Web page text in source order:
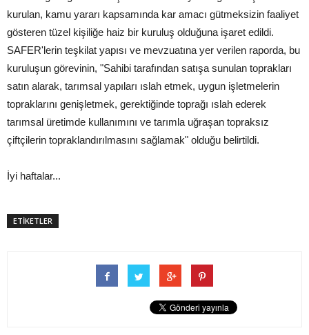
kurulan, kamu yararı kapsamında kar amacı gütmeksizin faaliyet
gösteren tüzel kişiliğe haiz bir kuruluş olduğuna işaret edildi.
SAFER'lerin teşkilat yapısı ve mevzuatına yer verilen raporda, bu
kuruluşun görevinin, "Sahibi tarafından satışa sunulan toprakları
satın alarak, tarımsal yapıları ıslah etmek, uygun işletmelerin
topraklarını genişletmek, gerektiğinde toprağı ıslah ederek
tarımsal üretimde kullanımını ve tarımla uğraşan topraksız
çiftçilerin topraklandırılmasını sağlamak" olduğu belirtildi.
İyi haftalar...
ETİKETLER